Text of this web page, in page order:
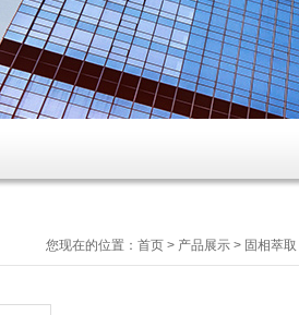
您现在的位置： 首页 > 产品展示 > 固相萃取